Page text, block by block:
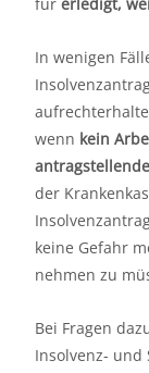
In wenigen
wenn kein
der
keine Gefahr
nehmen zu
Bei Fragen
Insolvenz- und